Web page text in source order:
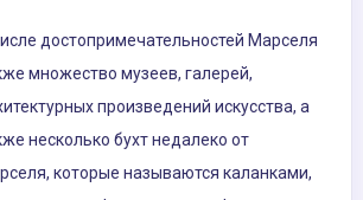
достопримечательностей Марселя
множество музеев, галерей,
произведений искусства, а
несколько бухт недалеко от
которые называются каланками,